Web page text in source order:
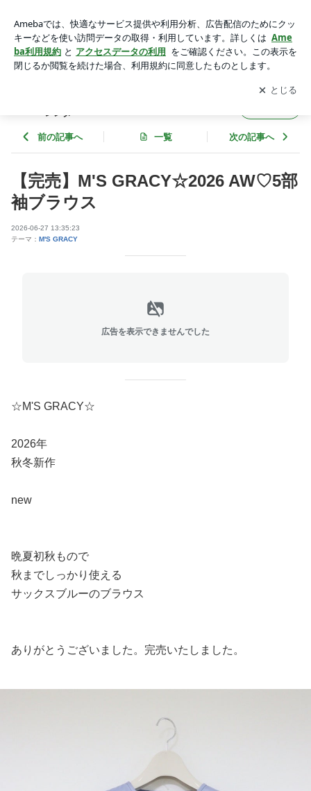
alenDarのブログ☆ブティックカレンダー
アプリをダウンロードして ブログの更新通知
を受け取りまし
ょう。
開く
レンダー
前の記事へ 一覧 次の記事へ
【完売】M'S GRACY☆2026 AW♡5部
袖ブラウス
2026-06-27 13:35:23
テーマ： M'S GRACY
広告を表示できませんでした
☆M'S GRACY☆
2026年
秋冬新作
new
晩夏初秋もので
秋までしっかり使える
サックスブルーのブラウス
ありがとうございました。完売いたしました。